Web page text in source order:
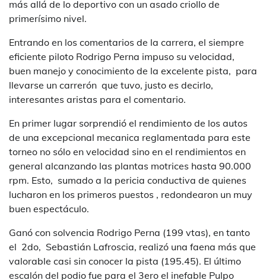
más allá de lo deportivo con un asado criollo de
primerísimo nivel.
Entrando en los comentarios de la carrera, el siempre
eficiente piloto Rodrigo Perna impuso su velocidad,
buen manejo y conocimiento de la excelente pista, para
llevarse un carrerón que tuvo, justo es decirlo,
interesantes aristas para el comentario.
En primer lugar sorprendió el rendimiento de los autos
de una excepcional mecanica reglamentada para este
torneo no sólo en velocidad sino en el rendimientos en
general alcanzando las plantas motrices hasta 90.000
rpm. Esto, sumado a la pericia conductiva de quienes
lucharon en los primeros puestos , redondearon un muy
buen espectáculo.
Ganó con solvencia Rodrigo Perna (199 vtas), en tanto
el 2do, Sebastián Lafroscia, realizó una faena más que
valorable casi sin conocer la pista (195.45). El último
escalón del podio fue para el 3ero el inefable Pulpo